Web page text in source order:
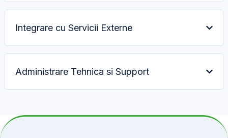
Integrare cu Servicii Externe
Administrare Tehnica si Support